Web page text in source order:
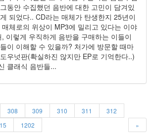
동안 수집했던 음반에 대한 고민이 담겨있
되었다.. CD라는 매체가 탄생한지 25년이
체로의 위상이 MP3에 밀리고 있다는 이야
이렇게 우직하게 음반을 구매하는 이들이
이 이해할 수 있을까? 처가에 방문할 때마
우넛판(확실하진 않지만 EP로 기억한다..)
클래식 음반들...
308 309 310 311
312
1202 »